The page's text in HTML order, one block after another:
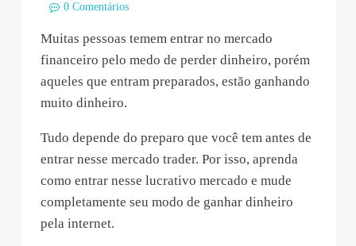
0 Comentários
Muitas pessoas temem entrar no mercado
financeiro pelo medo de perder dinheiro, porém
aqueles que entram preparados, estão ganhando
muito dinheiro.
Tudo depende do preparo que você tem antes de
entrar nesse mercado trader. Por isso, aprenda
como entrar nesse lucrativo mercado e mude
completamente seu modo de ganhar dinheiro
pela internet.